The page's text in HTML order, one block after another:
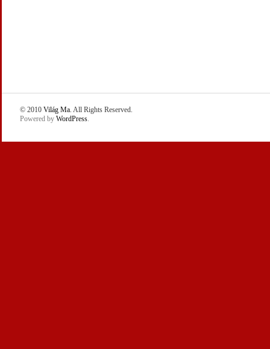
© 2010 Világ Ma. All Rights Reserved.
Powered by WordPress.